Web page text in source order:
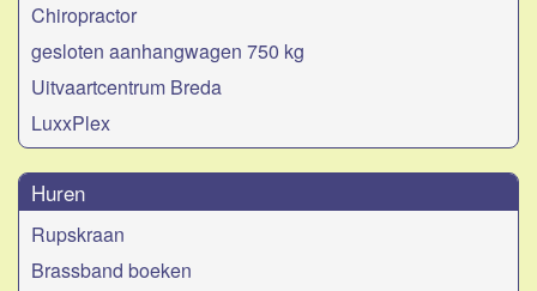
Chiropractor
gesloten aanhangwagen 750 kg
Uitvaartcentrum Breda
LuxxPlex
Huren
Rupskraan
Brassband boeken